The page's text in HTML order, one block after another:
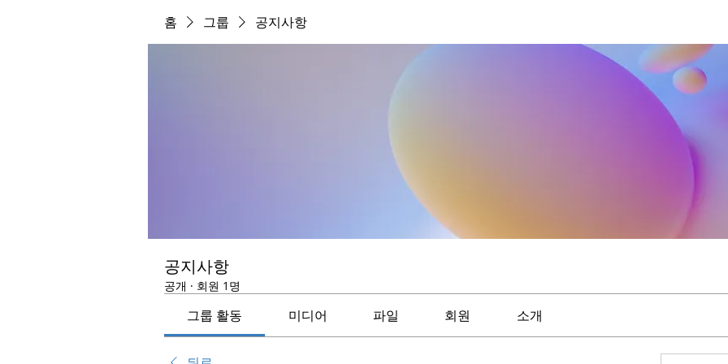
홈 그룹 공지사항
공지사항
공개 · 회원 1명
그룹 활동 미디어 파일 회원 소개